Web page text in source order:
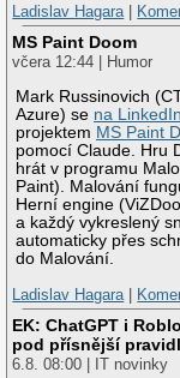
Ladislav Hagara
MS Paint Doom
včera 12:44 | Humor
Mark Russinovich
Azure) se na
projektem MS Paint
pomocí Claude. Hru
hrát v programu
Paint). Malování
Herní engine
a každý vykreslený
automaticky přes
do Malování.
Ladislav Hagara
EK: ChatGPT i
pod přísnější
6.8. 08:00 | IT novinky